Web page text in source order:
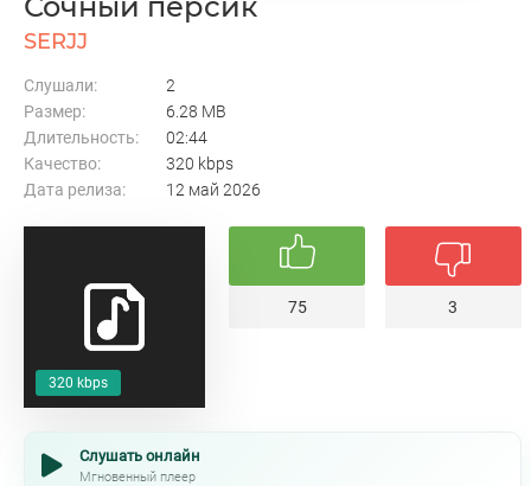
320 kbps
SERJJ
Слушали:
2
Размер:
6.28 MB
Длительность:
02:44
Качество:
320 kbps
Дата релиза:
12 май 2026
75 3
Слушать онлайн
Мгновенный плеер